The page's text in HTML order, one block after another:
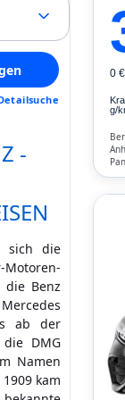
(0)
(0)
-
sich die
Motoren-
die Benz
ab der
DMG
Namen
kam
0
g/